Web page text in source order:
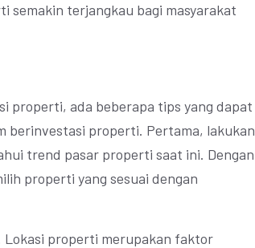
semakin terjangkau bagi masyarakat
properti, ada beberapa tips yang dapat
berinvestasi properti. Pertama, lakukan
trend pasar properti saat ini. Dengan
properti yang sesuai dengan
Lokasi properti merupakan faktor